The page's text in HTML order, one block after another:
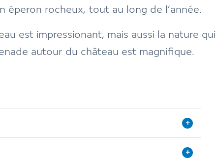
éperon rocheux, tout au long de l’année.
est impressionant, mais aussi la nature qui
autour du château est magnifique.